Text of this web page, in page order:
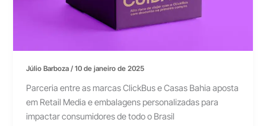
Júlio Barboza/10 de janeiro de 2025
Parceria entre as marcas ClickBus e Casas Bahia aposta
em Retail Media e embalagens personalizadas para
impactar consumidores de todo o Brasil